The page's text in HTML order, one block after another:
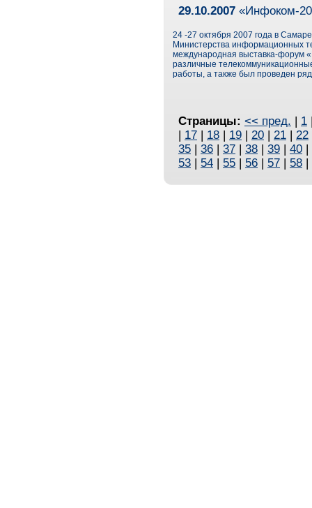
29.10.2007 «Инфоком-
24 -27 октября 2007 года в
Министерства информационных
международная выставка-форум
различные
работы, а также был проведен
Страницы: << пред. | 1
| 17 | 18 | 19 | 20 | 21 | 22
35 | 36 | 37 | 38 | 39 | 40 |
53 | 54 | 55 | 56 | 57 | 58 |